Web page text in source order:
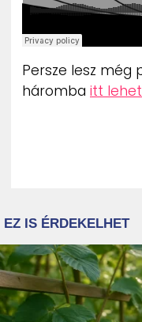
Persze lesz még
háromba itt